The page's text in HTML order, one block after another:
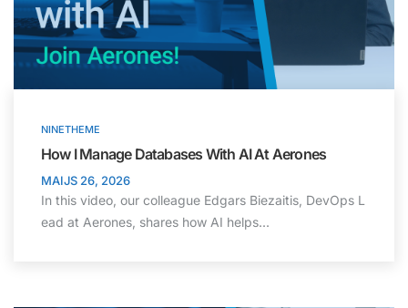
NINETHEME
How I Manage Databases With AI At Aerones
MAIJS 26, 2026
In this video, our colleague Edgars Biezaitis, DevOps L
ead at Aerones, shares how AI helps...